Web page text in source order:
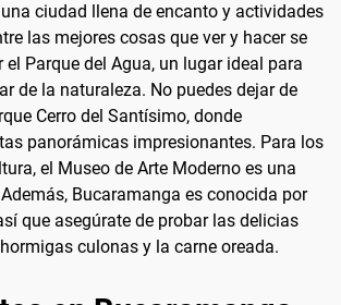
ciudad llena de encanto y actividades
las mejores cosas que ver y hacer se
Parque del Agua, un lugar ideal para
de la naturaleza. No puedes dejar de
Cerro del Santísimo, donde
panorámicas impresionantes. Para los
el Museo de Arte Moderno es una
Bucaramanga es conocida por
que asegúrate de probar las delicias
culonas y la carne oreada.